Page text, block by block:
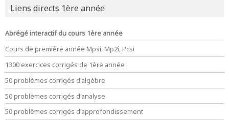
Liens directs 1ère année
Abrégé interactif du cours 1ère année
Cours de première année Mpsi, Mp2i, Pcsi
1300 exercices corrigés de 1ère année
50 problèmes corrigés d'algèbre
50 problèmes corrigés d'analyse
50 problèmes corrigés d'approfondissement